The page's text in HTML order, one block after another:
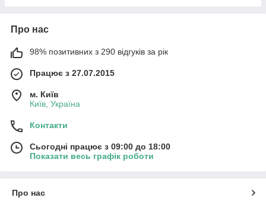
Про нас
98% позитивних з 290 відгуків за рік
Працює з 27.07.2015
м. Київ
Київ, Україна
Контакти
Сьогодні працює з 09:00 до 18:00
Показати весь графік роботи
Про нас